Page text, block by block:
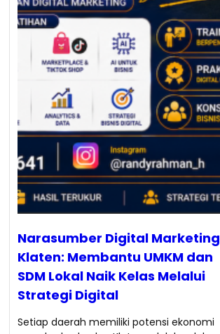
Narasumber Digital Marketing
Klaten: Membantu UMKM dan
SDM Lokal Naik Kelas Melalui
Strategi Digital
Setiap daerah memiliki potensi ekonomi